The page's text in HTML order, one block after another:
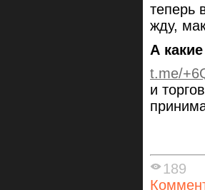
теперь
жду,
А
t.me/
и
189